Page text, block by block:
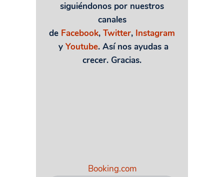
siguiéndonos por nuestros
canales
de Facebook, Twitter, Instagram
y Youtube. Así nos ayudas a
crecer. Gracias.
Booking.com